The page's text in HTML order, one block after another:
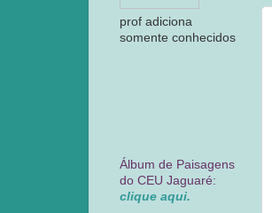
prof adiciona
somente conhecidos
Álbum de Paisagens
do CEU Jaguaré:
clique aqui.